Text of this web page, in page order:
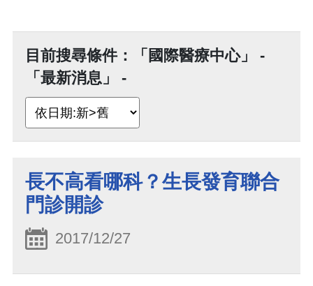
目前搜尋條件：「國際醫療中心」 -
「最新消息」 -
長不高看哪科？生長發育聯合
門診開診
2017/12/27